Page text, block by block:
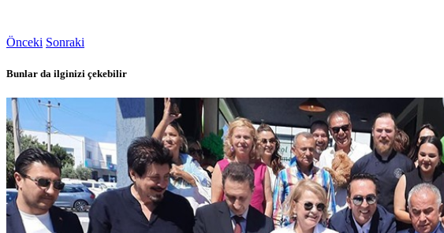
Önceki Sonraki
Bunlar da ilginizi çekebilir